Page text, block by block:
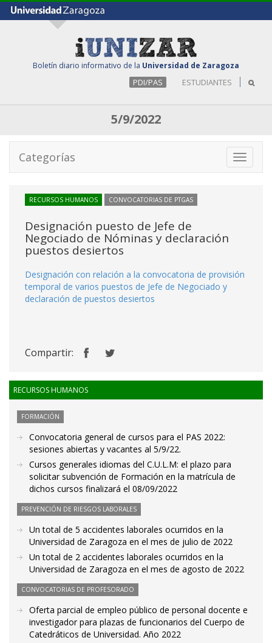
Boletín diario informativo de la Universidad de Zaragoza
PDI/PAS ESTUDIANTES
5/9/2022
Toggle
Categorías
RECURSOS HUMANOS CONVOCATORIAS DE PTGAS
Designación puesto de Jefe de
Negociado de Nóminas y declaración
puestos desiertos
Designación con relación a la convocatoria de provisión
temporal de varios puestos de Jefe de Negociado y
declaración de puestos desiertos
Compartir:
RECURSOS HUMANOS
FORMACIÓN
Convocatoria general de cursos para el PAS 2022:
sesiones abiertas y vacantes al 5/9/22.
Cursos generales idiomas del C.U.L.M: el plazo para
solicitar subvención de Formación en la matrícula de
dichos cursos finalizará el 08/09/2022
PREVENCIÓN DE RIESGOS LABORALES
Un total de 5 accidentes laborales ocurridos en la
Universidad de Zaragoza en el mes de julio de 2022
Un total de 2 accidentes laborales ocurridos en la
Universidad de Zaragoza en el mes de agosto de 2022
CONVOCATORIAS DE PROFESORADO
Oferta parcial de empleo público de personal docente e
investigador para plazas de funcionarios del Cuerpo de
Catedráticos de Universidad. Año 2022